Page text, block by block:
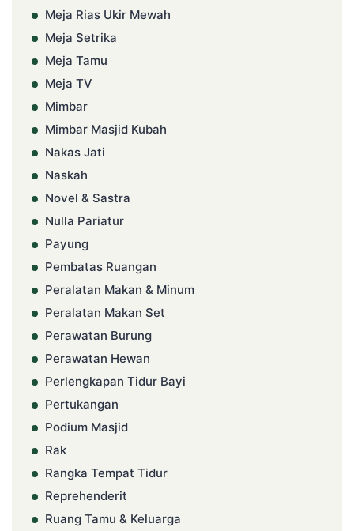
Meja Rias Ukir Mewah
Meja Setrika
Meja Tamu
Meja TV
Mimbar
Mimbar Masjid Kubah
Nakas Jati
Naskah
Novel & Sastra
Nulla Pariatur
Payung
Pembatas Ruangan
Peralatan Makan & Minum
Peralatan Makan Set
Perawatan Burung
Perawatan Hewan
Perlengkapan Tidur Bayi
Pertukangan
Podium Masjid
Rak
Rangka Tempat Tidur
Reprehenderit
Ruang Tamu & Keluarga